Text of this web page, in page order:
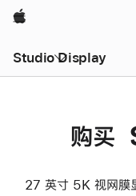
Apple
Studio Display
购买
27 英寸 5K 视网膜